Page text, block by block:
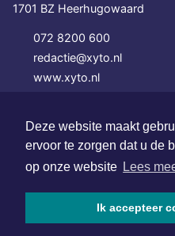
Deze website maakt
ervoor te zorgen dat u de
op onze website Lees
Ik accepteer
1701 BZ Heerhugowaard
072 8200 600
redactie@xyto.nl
www.xyto.nl
NIEUWSBRIEF AANMELDEN
Schrijf je in voor onze
samenvatting van alle